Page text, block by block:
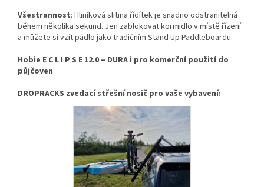
Všestrannost: Hliníková slitina řídítek je snadno odstranitelná
během několika sekund. Jen zablokovat kormidlo v místě řízení
a můžete si vzít pádlo jako tradičním Stand Up Paddleboardu.
Hobie E C L I P S E 12.0 – DURA i pro komerční použití do
půjčoven
DROPRACKS zvedací střešní nosič pro vaše vybavení: